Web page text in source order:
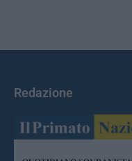
Redazione